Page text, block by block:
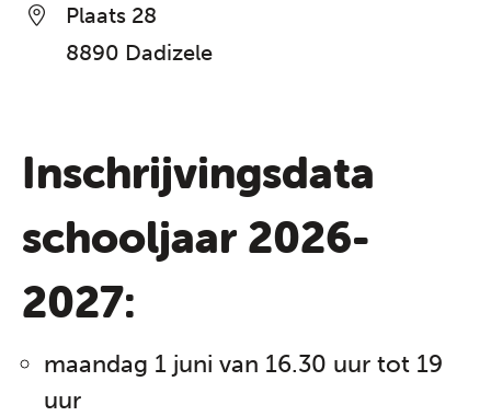
Plaats 28
8890 Dadizele
Inschrijvingsdata
schooljaar 2026-
2027:
maandag 1 juni van 16.30 uur tot 19
uur